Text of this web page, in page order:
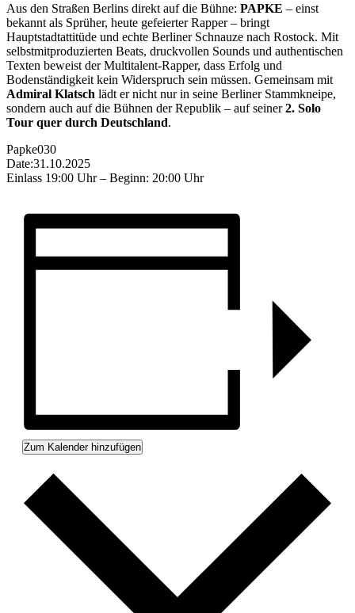
Aus den Straßen Berlins direkt auf die Bühne: PAPKE – einst
bekannt als Sprüher, heute gefeierter Rapper – bringt
Hauptstadtattitüde und echte Berliner Schnauze nach Rostock. Mit
selbstmitproduzierten Beats, druckvollen Sounds und authentischen
Texten beweist der Multitalent-Rapper, dass Erfolg und
Bodenständigkeit kein Widerspruch sein müssen. Gemeinsam mit
Admiral Klatsch lädt er nicht nur in seine Berliner Stammkneipe,
sondern auch auf die Bühnen der Republik – auf seiner2. Solo
Tour quer durch Deutschland.
Papke030
Date:31.10.2025
Einlass 19:00 Uhr – Beginn: 20:00 Uhr
Zum Kalender hinzufügen